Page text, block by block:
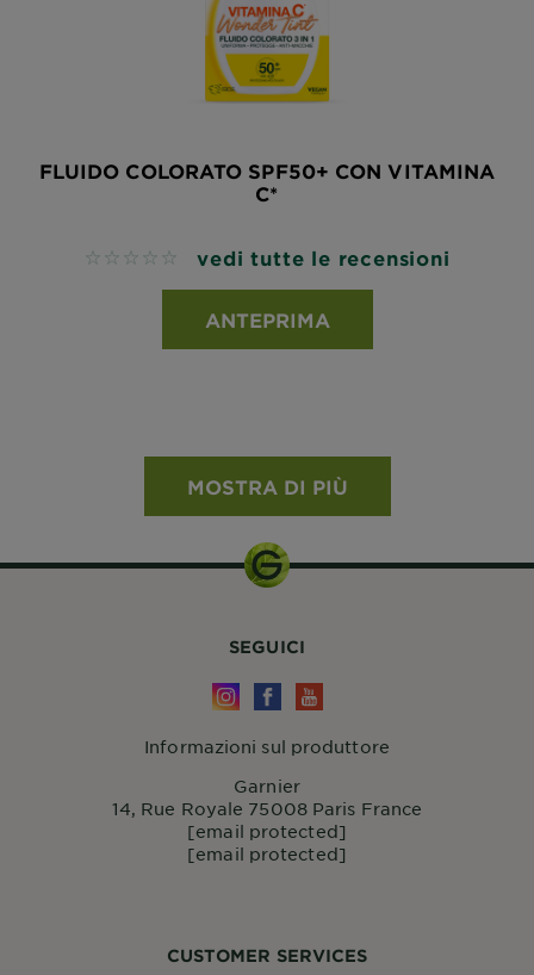
FLUIDO COLORATO SPF50+ CON VITAMINA
C*
No reviews vedi tutte le recensioni
ANTEPRIMA
MOSTRA DI PIÙ
CUSTOMER SERVICES
SEGUICI
Informazioni sul produttore
Garnier
14, Rue Royale 75008 Paris France
[email protected]
[email protected]